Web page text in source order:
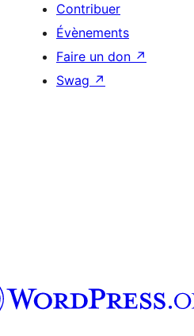
Contribuer
Évènements
Faire un don ↗
Swag ↗